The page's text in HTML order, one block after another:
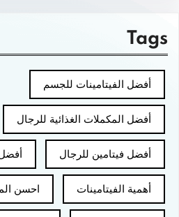
Tags
أفضل الفيتامينات للجسم
أفضل المكملات الغذائية للرجال
أفضل فيتامين للرجال
أهمية الفيتامينات احسن